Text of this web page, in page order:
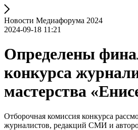
Новости Медиафорума 2024
2024-09-18 11:21
Определены
конкурса
мастерства
Отборочная комиссия конкурса
журналистов, редакций СМИ и